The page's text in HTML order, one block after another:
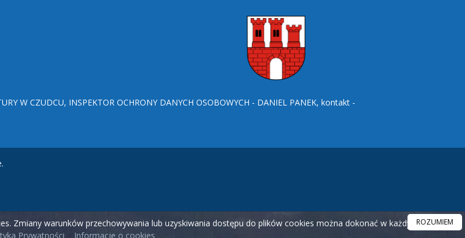
W CZUDCU, INSPEKTOR OCHRONY DANYCH OSOBOWYCH - DANIEL PANEK, kontakt -
Zmiany warunków przechowywania lub uzyskiwania dostępu do plików cookies można dokonać w każdym czasie.
Prywatności
Informacje o cookies
ROZUMIEM